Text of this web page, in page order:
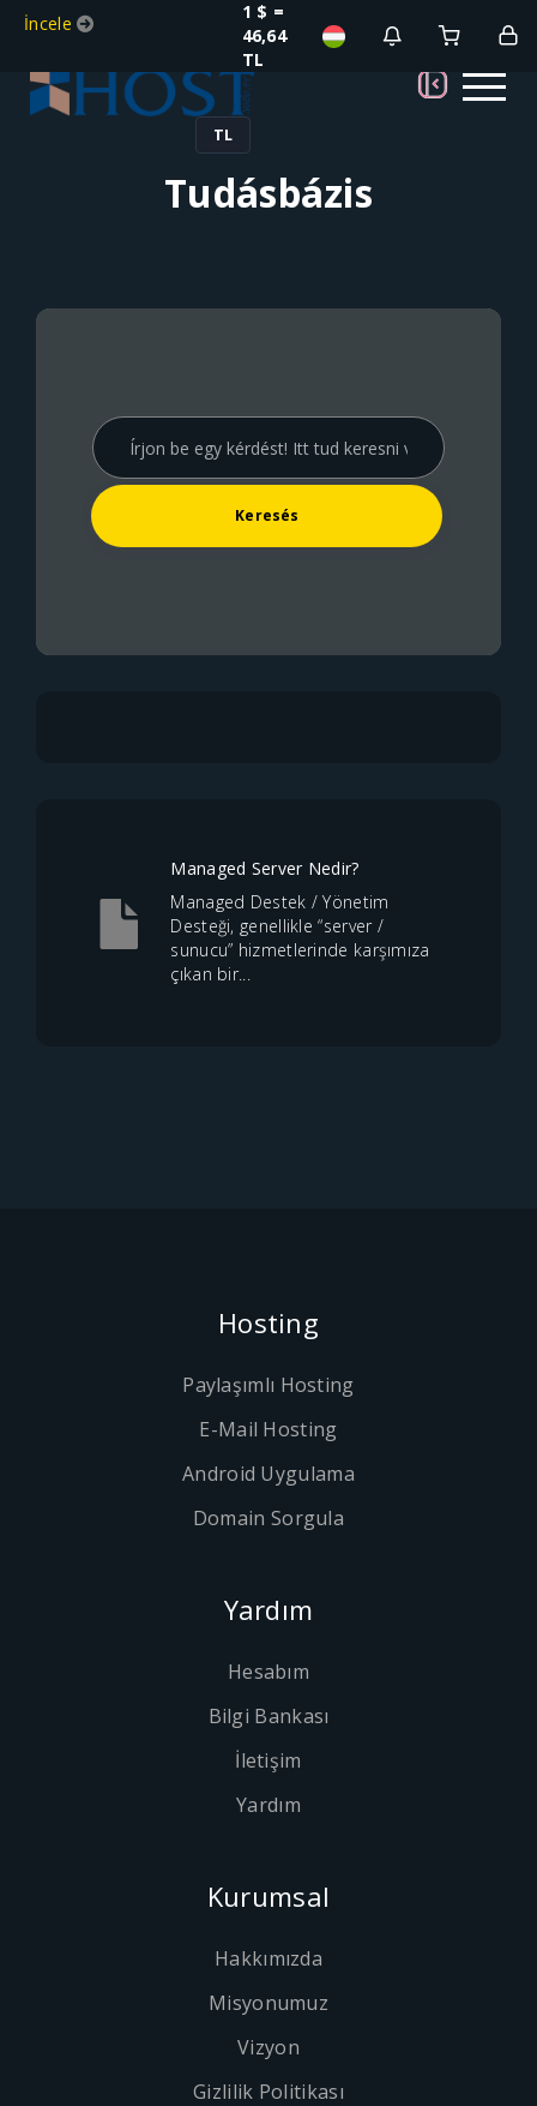
İncele
1 $ =
46,64
TL
TL
Tudásbázis
Managed Server Nedir?
Managed Destek / Yönetim
Desteği, genellikle “server /
sunucu” hizmetlerinde karşımıza
çıkan bir...
Hosting
Paylaşımlı Hosting
E-Mail Hosting
Android Uygulama
Domain Sorgula
Yardım
Hesabım
Bilgi Bankası
İletişim
Yardım
Kurumsal
Hakkımızda
Misyonumuz
Vizyon
Gizlilik Politikası